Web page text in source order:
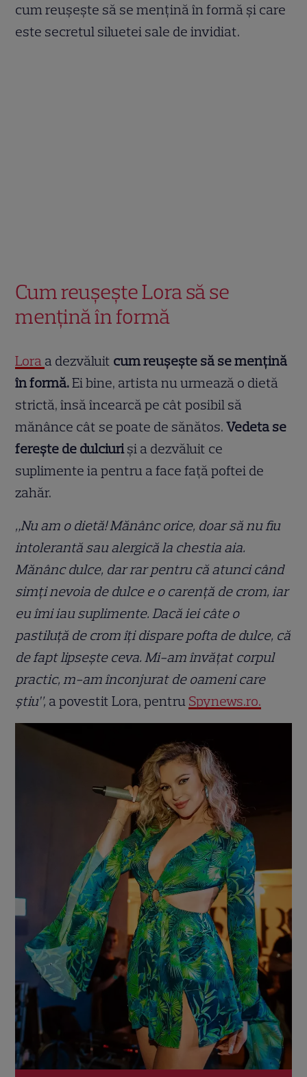
cum reușește să se mențină în formă și care
este secretul siluetei sale de invidiat.
Cum reușește Lora să se
mențină în formă
Lora a dezvăluit cum reușește să se mențină
în formă.Ei bine, artista nu urmează o dietă
strictă, însă încearcă pe cât posibil să
mănânce cât se poate de sănătos.Vedeta se
ferește de dulciuriși a dezvăluit ce
suplimente ia pentru a face față poftei de
zahăr.
„Nu am o dietă! Mănânc orice, doar să nu fiu
intolerantă sau alergică la chestia aia.
Mănânc dulce, dar rar pentru că atunci când
simți nevoia de dulce e o carență de crom, iar
eu îmi iau suplimente. Dacă iei câte o
pastiluță de crom îți dispare pofta de dulce, că
de fapt lipsește ceva. Mi-am învățat corpul
practic, m-am înconjurat de oameni care
știu”, a povestit Lora, pentru Spynews.ro.